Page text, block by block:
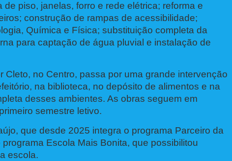
piso, janelas, forro e rede elétrica; reforma e
construção de rampas de acessibilidade;
Química e Física; substituição completa da
para captação de água pluvial e instalação de
Cleto, no Centro, passa por uma grande intervenção
na biblioteca, no depósito de alimentos e na
desses ambientes. As obras seguem em
semestre letivo.
que desde 2025 integra o programa Parceiro da
Escola Mais Bonita, que possibilitou
escola.